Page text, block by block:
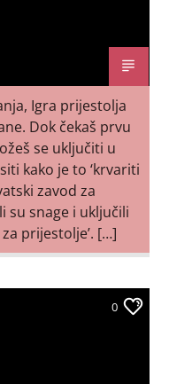
Igra prijestolja
Dok čekaš prvu
se uključiti u
kako je to ‘krvariti
zavod za
su snage i uključili
prijestolje’. […]
0